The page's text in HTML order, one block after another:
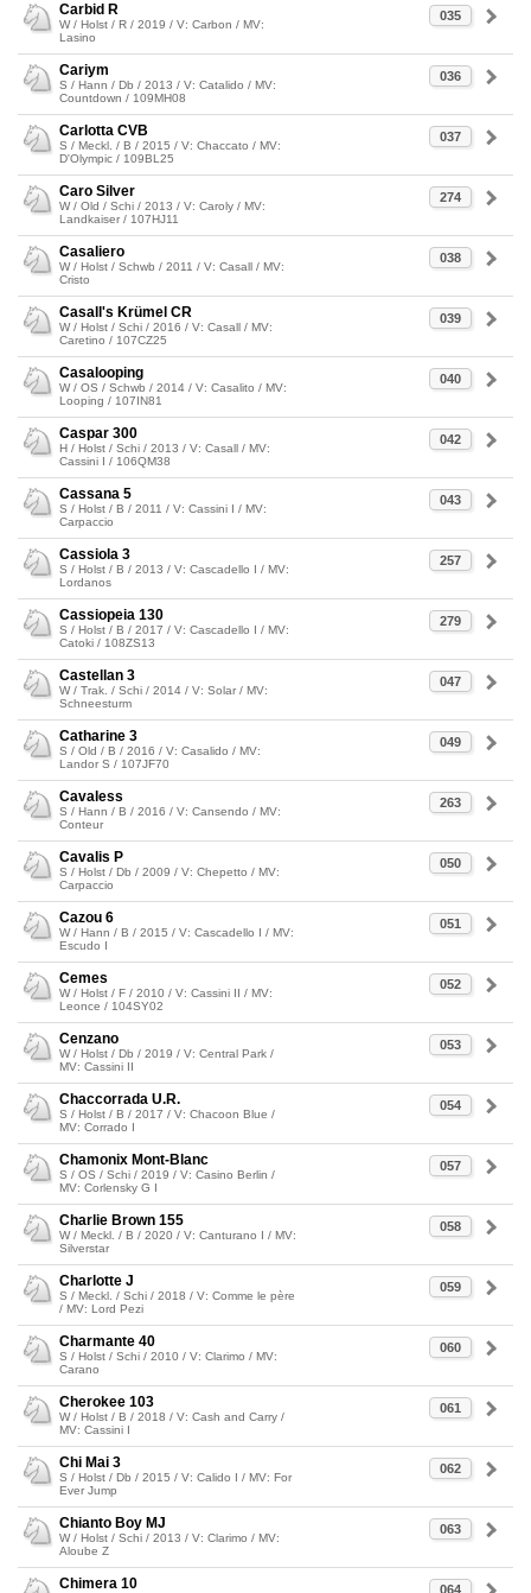
035
Carbid R
W / Holst / R / 2019 / V: Carbon / MV:
Lasino
036
Cariym
S / Hann / Db / 2013 / V: Catalido / MV:
Countdown / 109MH08
037
Carlotta CVB
S / Meckl. / B / 2015 / V: Chaccato / MV:
D'Olympic / 109BL25
274
Caro Silver
W / Old / Schi / 2013 / V: Caroly / MV:
Landkaiser / 107HJ11
038
Casaliero
W / Holst / Schwb / 2011 / V: Casall / MV:
Cristo
039
Casall's Krümel CR
W / Holst / Schi / 2016 / V: Casall / MV:
Caretino / 107CZ25
040
Casalooping
W / OS / Schwb / 2014 / V: Casalito / MV:
Looping / 107IN81
042
Caspar 300
H / Holst / Schi / 2013 / V: Casall / MV:
Cassini I / 106QM38
043
Cassana 5
S / Holst / B / 2011 / V: Cassini I / MV:
Carpaccio
257
Cassiola 3
S / Holst / B / 2013 / V: Cascadello I / MV:
Lordanos
279
Cassiopeia 130
S / Holst / B / 2017 / V: Cascadello I / MV:
Catoki / 108ZS13
047
Castellan 3
W / Trak. / Schi / 2014 / V: Solar / MV:
Schneesturm
049
Catharine 3
S / Old / B / 2016 / V: Casalido / MV:
Landor S / 107JF70
263
Cavaless
S / Hann / B / 2016 / V: Cansendo / MV:
Conteur
050
Cavalis P
S / Holst / Db / 2009 / V: Chepetto / MV:
Carpaccio
051
Cazou 6
W / Hann / B / 2015 / V: Cascadello I / MV:
Escudo I
052
Cemes
W / Holst / F / 2010 / V: Cassini II / MV:
Leonce / 104SY02
053
Cenzano
W / Holst / Db / 2019 / V: Central Park /
MV: Cassini II
054
Chaccorrada U.R.
S / Holst / B / 2017 / V: Chacoon Blue /
MV: Corrado I
057
Chamonix Mont-Blanc
S / OS / Schi / 2019 / V: Casino Berlin /
MV: Corlensky G I
058
Charlie Brown 155
W / Meckl. / B / 2020 / V: Canturano I / MV:
Silverstar
059
Charlotte J
S / Meckl. / Schi / 2018 / V: Comme le père
/ MV: Lord Pezi
060
Charmante 40
S / Holst / Schi / 2010 / V: Clarimo / MV:
Carano
061
Cherokee 103
W / Holst / B / 2018 / V: Cash and Carry /
MV: Cassini I
062
Chi Mai 3
S / Holst / Db / 2015 / V: Calido I / MV: For
Ever Jump
063
Chianto Boy MJ
W / Holst / Schi / 2013 / V: Clarimo / MV:
Aloube Z
064
Chimera 10